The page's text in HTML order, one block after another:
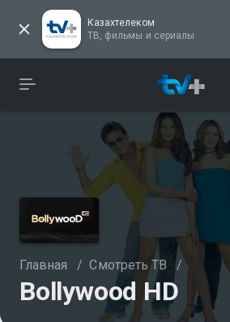
Казахтелеком
ТВ, фильмы и сериалы
Главная / Смотреть ТВ /
Bollywood HD
Смотреть